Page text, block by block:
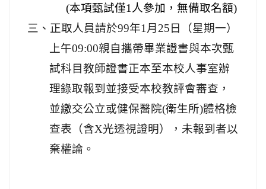
(本項甄試僅1 人參加，無備取名額)
三、正取人員請於99年1 月 25 日
（星期一）
上午09:00親自攜帶畢業證書與本次甄
試科目教師證書正本至本校人事室辦
理錄取報到並接受本校教評會審查，
並繳交公立或健保醫院(衛生所)體格檢
查表（含X光透視證明），未報到者以
棄權論。